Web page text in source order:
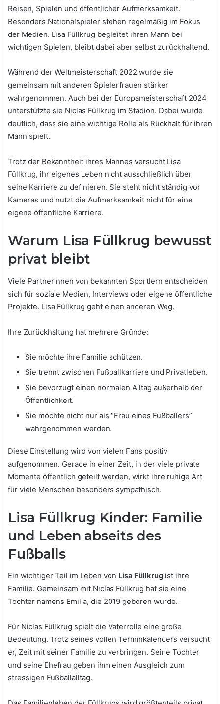
Reisen, Spielen und öffentlicher Aufmerksamkeit.
Besonders Nationalspieler stehen regelmäßig im Fokus
der Medien. Lisa Füllkrug begleitet ihren Mann bei
wichtigen Spielen, bleibt dabei aber selbst zurückhaltend.
Während der Weltmeisterschaft 2022 wurde sie
gemeinsam mit anderen Spielerfrauen stärker
wahrgenommen. Auch bei der Europameisterschaft 2024
unterstützte sie Niclas Füllkrug im Stadion. Dabei wurde
deutlich, dass sie eine wichtige Rolle als Rückhalt für ihren
Mann spielt.
Trotz der Bekanntheit ihres Mannes versucht Lisa
Füllkrug, ihr eigenes Leben nicht ausschließlich über
seine Karriere zu definieren. Sie steht nicht ständig vor
Kameras und nutzt die Aufmerksamkeit nicht für eine
eigene öffentliche Karriere.
Warum Lisa Füllkrug bewusst
privat bleibt
Viele Partnerinnen von bekannten Sportlern entscheiden
sich für soziale Medien, Interviews oder eigene öffentliche
Projekte. Lisa Füllkrug geht einen anderen Weg.
Ihre Zurückhaltung hat mehrere Gründe:
Sie möchte ihre Familie schützen.
Sie trennt zwischen Fußballkarriere und Privatleben.
Sie bevorzugt einen normalen Alltag außerhalb der
Öffentlichkeit.
Sie möchte nicht nur als “Frau eines Fußballers”
wahrgenommen werden.
Diese Einstellung wird von vielen Fans positiv
aufgenommen. Gerade in einer Zeit, in der viele private
Momente öffentlich geteilt werden, wirkt ihre ruhige Art
für viele Menschen besonders sympathisch.
Lisa Füllkrug Kinder: Familie
und Leben abseits des
Fußballs
Ein wichtiger Teil im Leben von Lisa Füllkrug ist ihre
Familie. Gemeinsam mit Niclas Füllkrug hat sie eine
Tochter namens Emilia, die 2019 geboren wurde.
Für Niclas Füllkrug spielt die Vaterrolle eine große
Bedeutung. Trotz seines vollen Terminkalenders versucht
er, Zeit mit seiner Familie zu verbringen. Seine Tochter
und seine Ehefrau geben ihm einen Ausgleich zum
stressigen Fußballalltag.